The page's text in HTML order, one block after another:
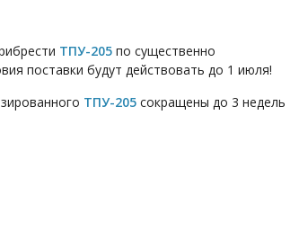
ТПУ-205по существенно
поставки будут действовать до 1 июля!
ТПУ-205сокращены до 3 недель